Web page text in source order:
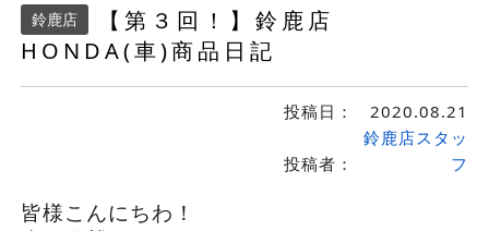
鈴鹿店
【第３回！】鈴鹿店
HONDA(車)商品日記
投稿日： 2020.08.21
投稿者：
鈴鹿店スタッ
フ
皆様こんにちわ！